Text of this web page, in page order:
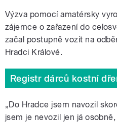
Výzva pomocí amatérsky
zájemce o zařazení do
začal postupně vozit na
Hradci Králové.
Registr dárců kostní
„Do Hradce jsem navozil
jsem je nevozil jen já